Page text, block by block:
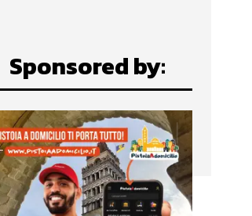
Sponsored by: